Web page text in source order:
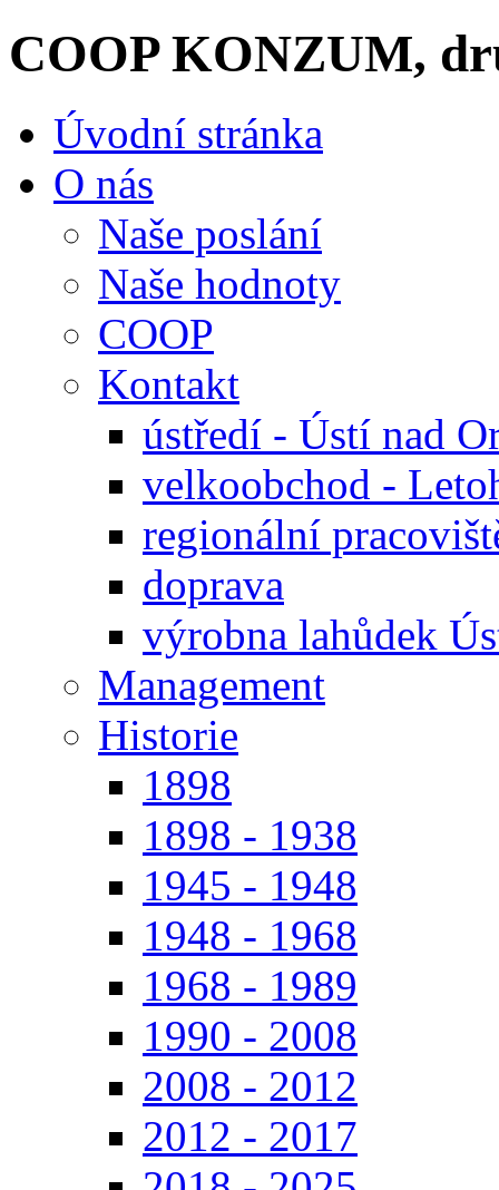
COOP KONZUM,
Úvodní stránka
O nás
Naše poslání
Naše hodnoty
COOP
Kontakt
ústředí - Ústí nad
velkoobchod -
regionální
doprava
výrobna lahůdek
Management
Historie
1898
1898 - 1938
1945 - 1948
1948 - 1968
1968 - 1989
1990 - 2008
2008 - 2012
2012 - 2017